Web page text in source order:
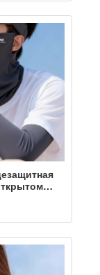
маска,
шляпа для